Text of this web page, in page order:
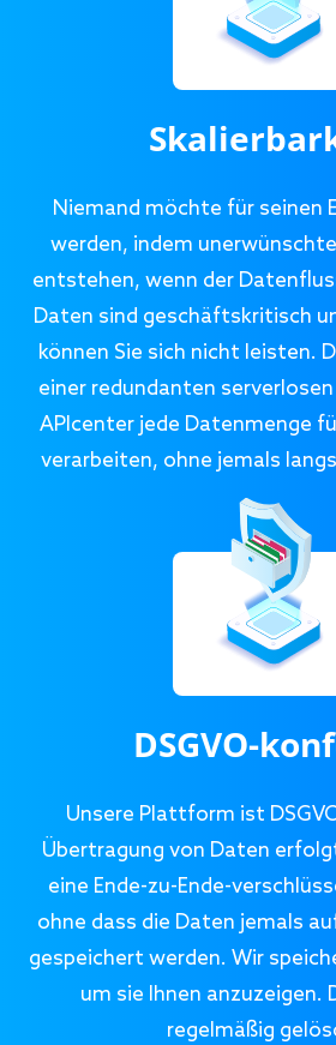
Niemand möchte für seinen
werden, indem
entstehen, wenn der
Daten sind geschäftskritisch
können Sie sich nicht leisten.
einer redundanten
APIcenter jede Datenmenge
verarbeiten, ohne jemals
DSGVO-
Unsere Plattform ist
Übertragung von Daten
eine Ende-zu-Ende-
ohne dass die Daten jemals
gespeichert werden. Wir
um sie Ihnen anzuzeigen.
regelmäßig